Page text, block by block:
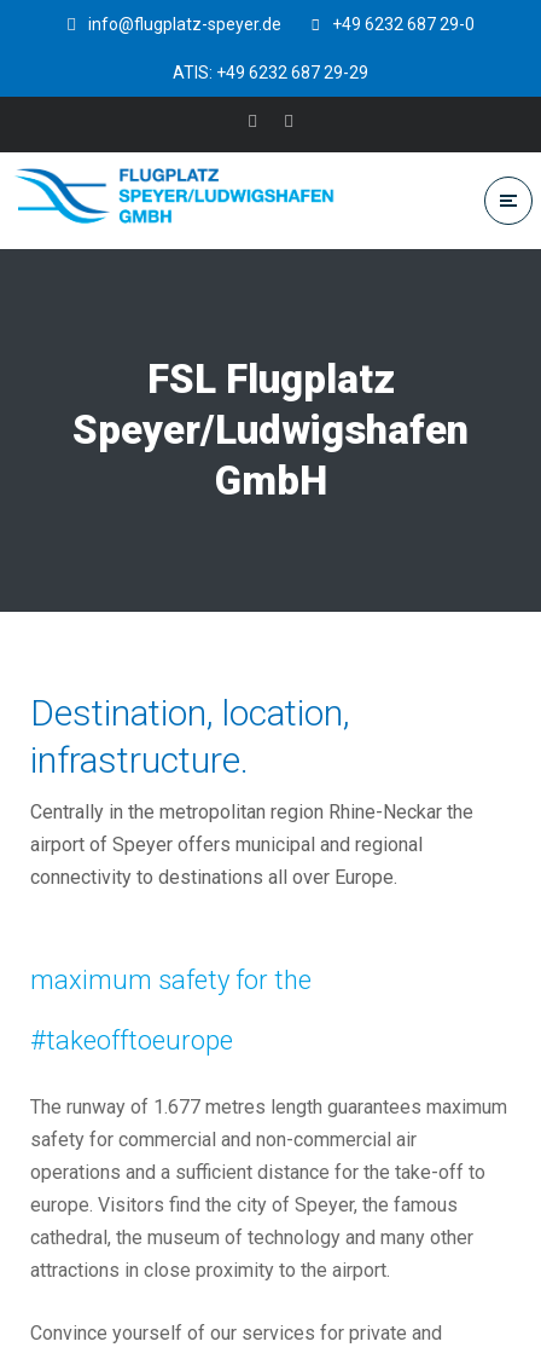
info@flugplatz-speyer.de +49 6232 687 29-0
ATIS: +49 6232 687 29-29
FSL Flugplatz
Speyer/Ludwigshafen
GmbH
Destination, location,
infrastructure.
Centrally in the metropolitan region Rhine-Neckar the
airport of Speyer offers municipal and regional
connectivity to destinations all over Europe.
maximum safety for the
#takeofftoeurope
The runway of 1.677 metres length guarantees maximum
safety for commercial and non-commercial air
operations and a sufficient distance for the take-off to
europe. Visitors find the city of Speyer, the famous
cathedral, the museum of technology and many other
attractions in close proximity to the airport.
Convince yourself of our services for private and